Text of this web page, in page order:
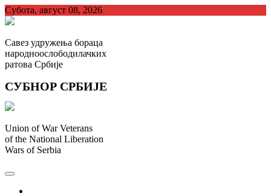
Skip
to
Субота, август 08, 2026
Савез удружења бораца
народноослободилачких
ратова Србије
СУБНОР СРБИЈЕ
Union of War Veterans
of the National Liberation
Wars of Serbia